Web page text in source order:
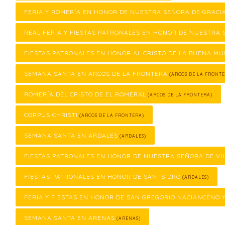
FERIA Y ROMERÍA EN HONOR DE NUESTRA SEÑORA DE
REAL FERIA Y FIESTAS PATRONALES EN HONOR DE NUESTRA
FIESTAS PATRONALES EN HONOR AL CRISTO DE LA BUENA
SEMANA SANTA EN ARCOS DE LA FRONTERA (ARCOS DE LA
ROMERÍA DEL CRISTO DE EL ROMERAL (ARCOS DE LA FRONTERA)
CORPUS CHRISTI (ARCOS DE LA FRONTERA)
SEMANA SANTA EN ARDALES (ARDALES)
FIESTAS PATRONALES EN HONOR DE NUESTRA SEÑORA DE
FIESTAS PATRONALES EN HONOR DE SAN ISIDRO (ARDALES)
FERIA Y FIESTAS EN HONOR DE SAN GREGORIO NACIANCENO
SEMANA SANTA EN ARENAS (ARENAS)